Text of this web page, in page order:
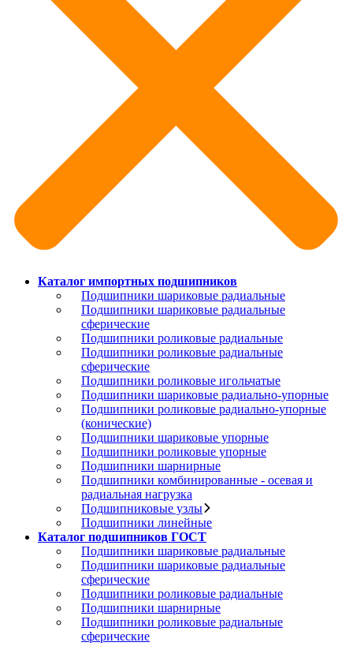
Каталог импортных подшипников
Подшипники шариковые радиальные
Подшипники шариковые радиальные
сферические
Подшипники роликовые радиальные
Подшипники роликовые радиальные
сферические
Подшипники роликовые игольчатые
Подшипники шариковые радиально-упорные
Подшипники роликовые радиально-упорные
(конические)
Подшипники шариковые упорные
Подшипники роликовые упорные
Подшипники шарнирные
Подшипники комбинированные - осевая и
радиальная нагрузка
Подшипниковые узлы
Подшипники линейные
Каталог подшипников ГОСТ
Подшипники шариковые радиальные
Подшипники шариковые радиальные
сферические
Подшипники роликовые радиальные
Подшипники шарнирные
Подшипники роликовые радиальные
сферические